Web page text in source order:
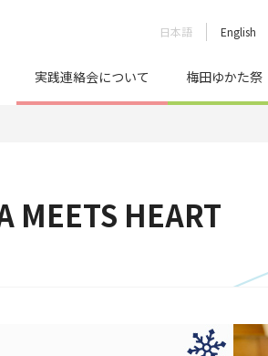
実践連絡会について 梅田ゆかた祭
日本語 English
MEETS HEART